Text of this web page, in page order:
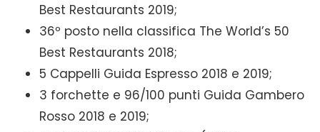
Best Restaurants 2019;
36º posto nella classifica The World’s 50
Best Restaurants 2018;
5 Cappelli Guida Espresso 2018 e 2019;
3 forchette e 96/100 punti Guida Gambero
Rosso 2018 e 2019;